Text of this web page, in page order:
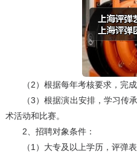
（2）根据每年考核要求，完成
（3）根据演出安排，学习传承
术活动和比赛。
2、招聘对象条件：
（1）大专及以上学历，评弹表